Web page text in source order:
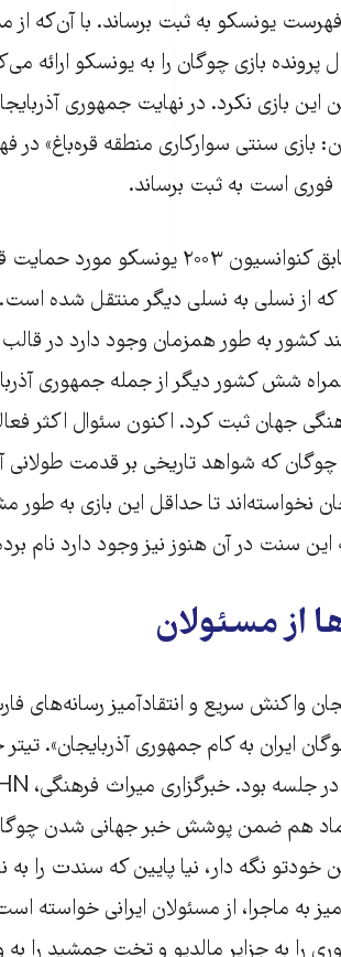
فهرست یونسکو به ثبت برساند. با آ‌ن‌که
پرونده بازی چوگان را به یونسکو ارائه
این بازی نکرد. در نهایت جمهوری
بازی سنتی سوارکاری منطقه قره‌باغ»
است به ثبت برساند.
میراث ناملموس که اینک مطابق
از نسلی به نسلی دیگر منتقل شده است.
کشور به طور همزمان وجود دارد در
در سال ۲۰۰۹ به همراه شش کشور دیگر از جمله
جهان ثبت کرد. اکنون سئوال اکثر
که شواهد تاریخی بر قدمت طولانی
نخواسته‌اند تا حداقل این بازی به طور
سنت در آن هنوز نیز وجود دارد نام
از مسئولان
واکنش سریع و انتقادآمیز رسانه‌های
ایران به کام جمهوری آذربایجان». تیتر
هم ضمن پوشش خبر جهانی شدن
نگه دار، نیا پایین که سندت را به
به ماجرا، از مسئولان ایرانی خواسته